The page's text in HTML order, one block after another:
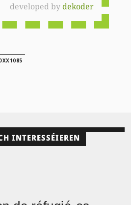
developed bydekoder
INTERESSÉIEREN